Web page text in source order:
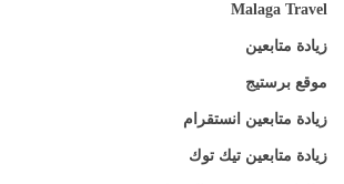
Malaga Travel
زيادة متابعين
موقع برستيج
زيادة متابعين انستقرام
زيادة متابعين تيك توك